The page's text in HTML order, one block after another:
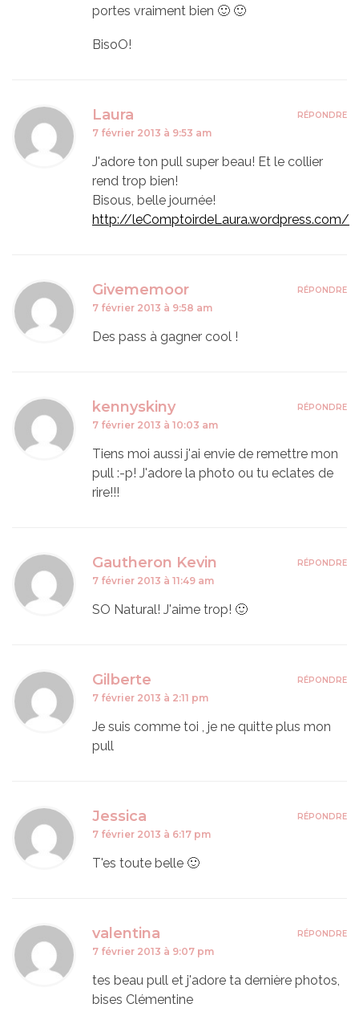
portes vraiment bien 🙂 🙂
BisoO!
Laura
7 février 2013 à 9:53 am
J'adore ton pull super beau! Et le collier
rend trop bien!
Bisous, belle journée!
http://leComptoirdeLaura.wordpress.com/
RÉPONDRE
Givememoor
7 février 2013 à 9:58 am
Des pass à gagner cool !
RÉPONDRE
kennyskiny
7 février 2013 à 10:03 am
Tiens moi aussi j'ai envie de remettre mon
pull :-p! J'adore la photo ou tu eclates de
rire!!!
RÉPONDRE
Gautheron Kevin
7 février 2013 à 11:49 am
SO Natural! J'aime trop! 🙂
RÉPONDRE
Gilberte
7 février 2013 à 2:11 pm
Je suis comme toi , je ne quitte plus mon
pull
RÉPONDRE
Jessica
7 février 2013 à 6:17 pm
T'es toute belle 🙂
RÉPONDRE
valentina
7 février 2013 à 9:07 pm
tes beau pull et j'adore ta dernière photos,
bises Clémentine
RÉPONDRE